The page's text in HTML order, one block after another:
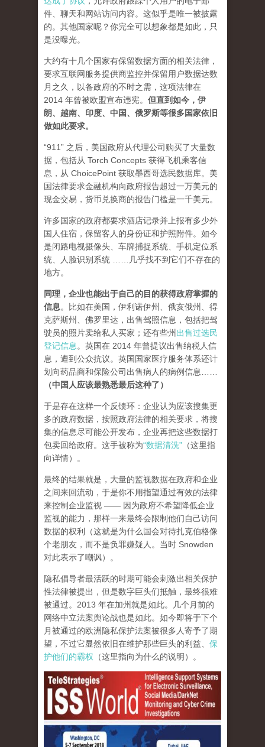
件、聊天和网站访问内容。这似乎是唯一被披露
的。其他国家呢？你完全可以想象都是如此，只
是没曝光。
大约有十几个国家有保留数据方面的相关法律，
要求互联网服务提供商监控并保留用户数据达数
月之久，以备政府的不时之需，这项法律在
2014 年曾被欧盟宣布违宪。 但直到如今，伊
朗、越南、印度、中国、俄罗斯等很多国家依旧
做如此要求。
“911” 之后，美国政府从代理公司购买了大量数
据，包括从 Torch Concepts 获得飞机乘客信
息，从 ChoicePoint 获取墨西哥选民数据库。美
国法律要求金融机构向政府报告超过一万美元的
现金交易，货币兑换商的报告门槛是一千美元。
许多国家的政府都要求酒店记录并上报有多少外
国人住宿，保留客人的身份证和护照附件。如今
是闭路电视摄像头、车牌捕捉系统、手机定位系
统、人脸识别系统 ……几乎找不到它们不存在的
地方。
同理，企业也能出于自己的目的获得政府掌握的
信息。比如在美国，伊利诺伊州、俄亥俄州、得
克萨斯州、佛罗里达，出售驾照信息，包括把驾
驶员的照片卖给私人买家；还有些州 出售过选民
登记信息 。英国在 2014 年曾提议出售纳税人信
息，遭到公众抗议。英国国家医疗服务体系还计
划向药品商和保险公司出售病人的病例信息……
（中国人应该最熟悉最后这种了）
于是存在这样一个反馈环：企业认为应该搜集更
多的政府数据，按照政府法律的相关要求，将搜
集的信息尽可能公开发布，企业再把这些数据打
包卖回给政府。这手被称为“数据清洗” （这里指
向详情）。
最终的结果就是，大量的监视数据在政府和企业
之间来回流动，于是你不用指望通过有效的法律
来控制企业监视 —— 因为政府不希望降低企业
监视的能力，那样一来最终会限制他们自己访问
数据的权利（这就是为什么国会对待扎克伯格像
个老朋友，而不是负罪嫌疑人。当时 Snowden
对此表示了嘲讽）。
隐私倡导者最活跃的时期可能会刺激出相关保护
性法律被提出，但是数字巨头们抵触，最终很难
被通过。2013 年在加州就是如此。几个月前的
网络中立法案舆论战也是如此。如今即将于下个
月被通过的欧洲隐私保护法案被很多人寄予了期
望，不过它显然依旧在维护那些巨头的利益、 保
护他们的霸权 （这里指向为什么的说明）。